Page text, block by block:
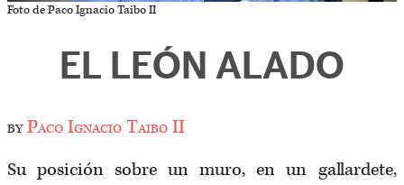
Foto de Paco Ignacio Taibo II
EL LEÓN ALADO
byPaco Ignacio Taibo II
Su posición sobre un muro, en un gallardete,